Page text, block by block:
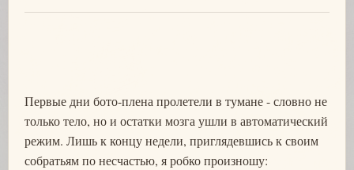
Первые дни бото-плена пролетели в тумане - словно не
только тело, но и остатки мозга ушли в автоматический
режим. Лишь к концу недели, приглядевшись к своим
собратьям по несчастью, я робко произношу: